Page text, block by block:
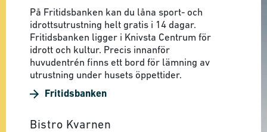
På Fritidsbanken kan du låna sport- och
idrottsutrustning helt gratis i 14 dagar.
Fritidsbanken ligger i Knivsta Centrum för
idrott och kultur. Precis innanför
huvudentrén finns ett bord för lämning av
utrustning under husets öppettider.
Fritidsbanken
Bistro Kvarnen